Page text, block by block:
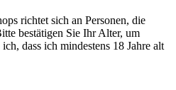
richtet sich an Personen, die
bestätigen Sie Ihr Alter, um
dass ich mindestens 18 Jahre alt